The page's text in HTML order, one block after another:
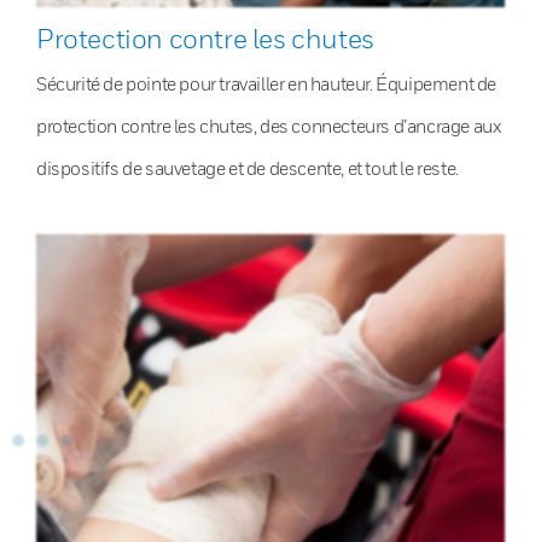
Protection contre les chutes
Sécurité de pointe pour travailler en hauteur. Équipement de
protection contre les chutes, des connecteurs d’ancrage aux
dispositifs de sauvetage et de descente, et tout le reste.